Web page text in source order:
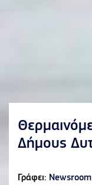
Δήμους
Γράφει: Newsroom